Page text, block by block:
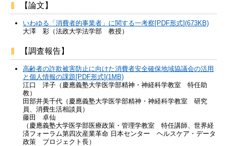
【論文】
いわゆる「消費者的事業者」に関する一考察[PDF形式](673KB)
大澤 彩（法政大学法学部 教授）
【調査報告】
高齢者の詐欺被害防止に向けた消費者安全確保地域協議会の活用
と個人情報の課題[PDF形式](1MB)
江口 洋子（慶應義塾大学医学部精神・神経科学教室 特任助
教）
田部井美千代（慶應義塾大学医学部精神・神経科学教室 研究
員、消費生活相談員）
藤田 卓仙
（慶應義塾大学医学部医療政策・管理学教室 特任講師、世界経
済フォーラム第四次産業革命 日本センター ヘルスケア・データ
政策 プロジェクト長）